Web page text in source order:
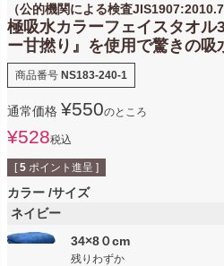
（公的機関による検査
極吸水カラーフェイスタオ
ー甘撚り』を使用で驚きの吸
商品番号 NS183-240-1
通常価格 ¥550のところ
¥528税込
[ 5 ポイント進呈 ]
カラー サイズ
ネイビー
34×8０cm
残りわずか